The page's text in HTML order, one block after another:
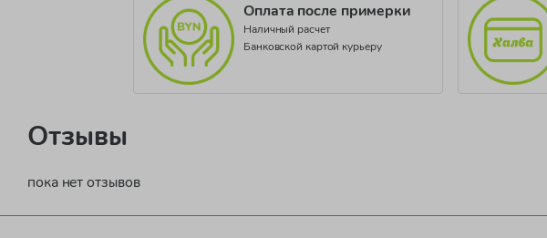
Оплата после примерки
Наличный расчет
Банковской картой курьеру
Отзывы
пока нет отзывов